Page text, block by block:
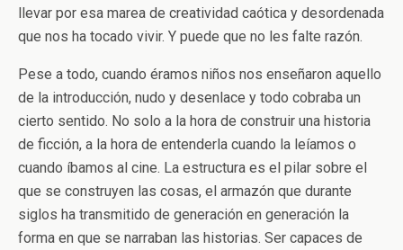
llevar por esa marea de creatividad caótica y desordenada
que nos ha tocado vivir. Y puede que no les falte razón.
Pese a todo, cuando éramos niños nos enseñaron aquello
de la introducción, nudo y desenlace y todo cobraba un
cierto sentido. No solo a la hora de construir una historia
de ficción, a la hora de entenderla cuando la leíamos o
cuando íbamos al cine. La estructura es el pilar sobre el
que se construyen las cosas, el armazón que durante
siglos ha transmitido de generación en generación la
forma en que se narraban las historias. Ser capaces de